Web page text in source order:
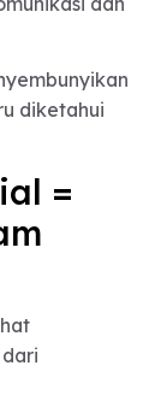
ke
saling
soal
dilakukan
utangnya,
cukup